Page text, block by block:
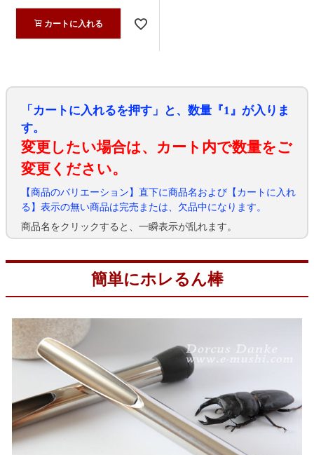
カートに入れる
「カートに入れるを押す」と、数量『1』が入りま
す。
変更したい場合は、カート内で数量をご
変更ください。
【商品のバリエーション】直下に商品名および【カートに入れ
る】表示の無い商品は完売または、欠品中になります。
商品名をクリックすると、一瞬表示が乱れます。
簡単にホレるん棒